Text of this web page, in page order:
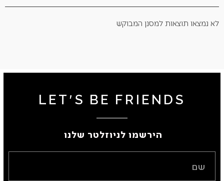
לא נמצאו תוצאות למסנן המבוקש
LET'S BE FRIENDS
הירשמו לניוזלטר שלנו ​